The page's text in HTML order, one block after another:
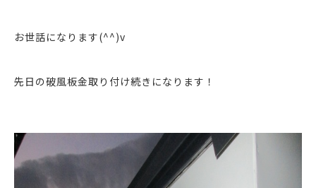
お世話になります(^^)v
先日の破風板金取り付け続きになります！